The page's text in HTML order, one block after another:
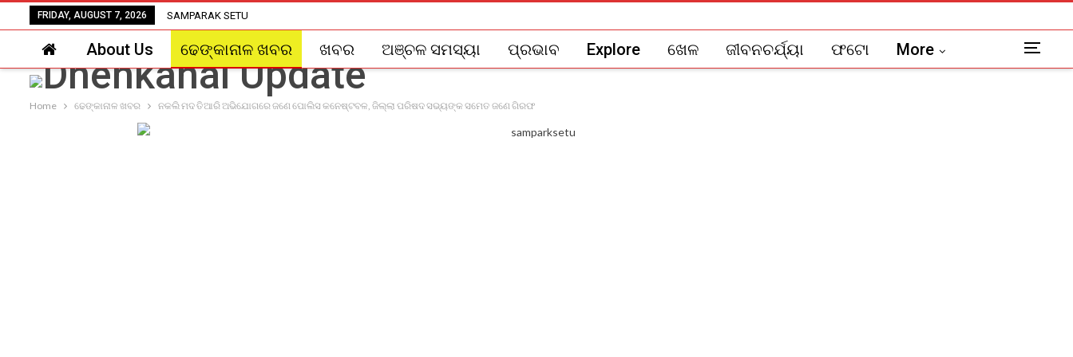
FRIDAY, AUGUST 7, 2026 SAMPARAK SETU
About Us ଢେଙ୍କାନାଳ ଖବର ଖବର ଅଞ୍ଚଳ ସମସ୍ୟା ପ୍ରଭାବ Explore ଖେଳ ଜୀବନଚର୍ଯ୍ୟା ଫଟୋ More
Home ଢେଙ୍କାନାଳ ଖବର ନକଲି ମଦ ତିଆରି ଅଭିଯୋଗରେ ଜଣେ ପୋଲିସ କନେଷ୍ଟବଳ, ଜିଲ୍ଲା ପରିଷଦ ସଭ୍ୟଙ୍କ ସମେତ ଜଣେ ଗିରଫ